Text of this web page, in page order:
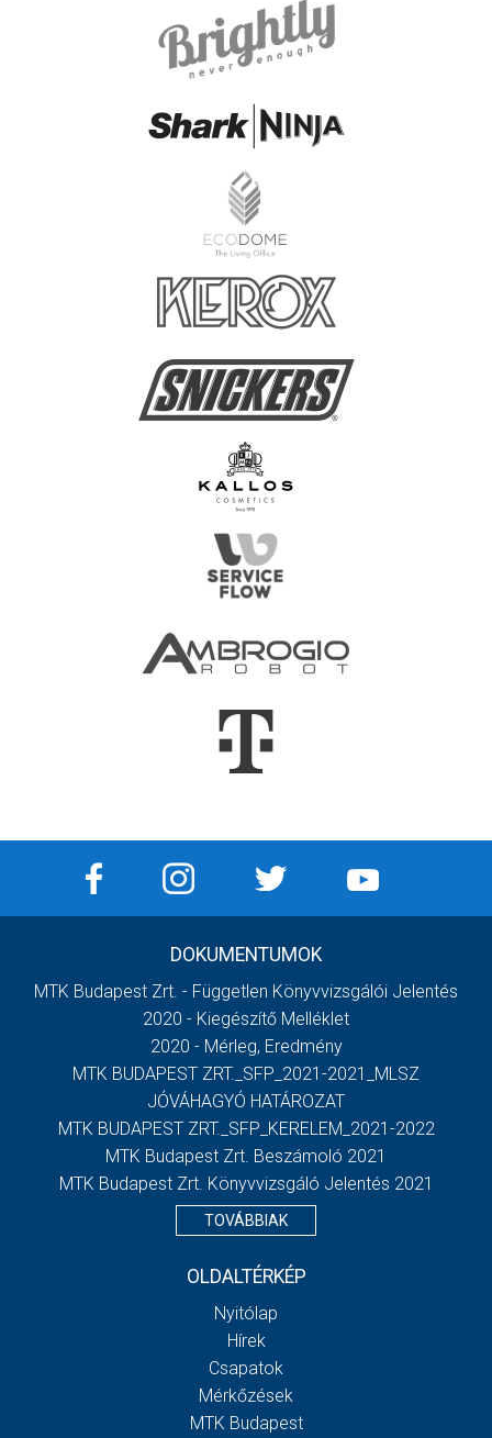
DOKUMENTUMOK
MTK Budapest Zrt. - Független Könyvvizsgálói Jelentés
2020 - Kiegészítő Melléklet
2020 - Mérleg, Eredmény
MTK BUDAPEST ZRT._SFP_2021-2021_MLSZ
JÓVÁHAGYÓ HATÁROZAT
MTK BUDAPEST ZRT._SFP_KERELEM_2021-2022
MTK Budapest Zrt. Beszámoló 2021
MTK Budapest Zrt. Könyvvizsgáló Jelentés 2021
TOVÁBBIAK
OLDALTÉRKÉP
Nyitólap
Hírek
Csapatok
Mérkőzések
MTK Budapest